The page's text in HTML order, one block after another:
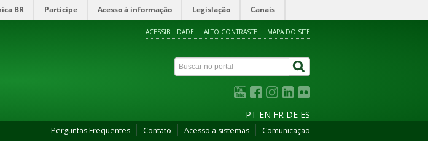
BR Participe Acesso à informação Legislação Canais
ACESSIBILIDADE ALTO CONTRASTE MAPA DO SITE
PT EN FR DE ES
Perguntas Frequentes Contato Acesso a sistemas Comunicação